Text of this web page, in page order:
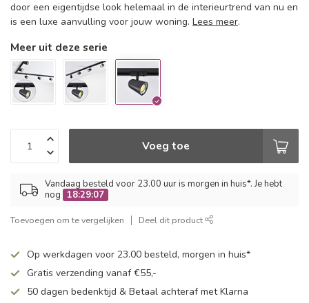
door een eigentijdse look helemaal in de interieurtrend van nu en
is een luxe aanvulling voor jouw woning. Lees meer.
Meer uit deze serie
Voeg toe
Vandaag besteld voor 23.00 uur is morgen in huis*. Je hebt
nog
18:29:07
Toevoegen om te vergelijken Deel dit product
Op werkdagen voor 23.00 besteld, morgen in huis*
Gratis verzending vanaf €55,-
50 dagen bedenktijd & Betaal achteraf met Klarna